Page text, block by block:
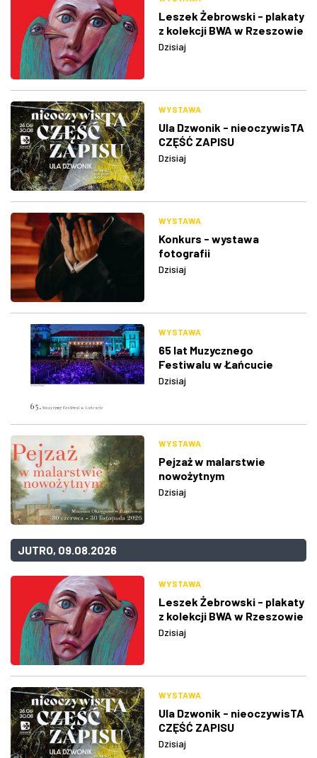
Leszek Żebrowski - plakaty
z kolekcji BWA w Rzeszowie
Dzisiaj
WYSTAWA
Ula Dzwonik - nieoczywisTA
CZĘŚĆ ZAPISU
Dzisiaj
WYSTAWA
Konkurs - wystawa
fotografii
Dzisiaj
WYSTAWA
65 lat Muzycznego
Festiwalu w Łańcucie
Dzisiaj
WYSTAWA
Pejzaż w malarstwie
nowożytnym
Dzisiaj
JUTRO, 09.08.2026
WYSTAWA
Leszek Żebrowski - plakaty
z kolekcji BWA w Rzeszowie
Dzisiaj
WYSTAWA
Ula Dzwonik - nieoczywisTA
CZĘŚĆ ZAPISU
Dzisiaj